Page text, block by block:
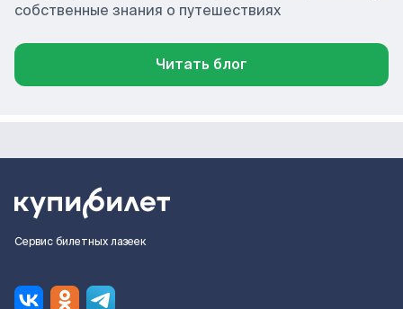
собственные знания о путешествиях
Читать блог
Сервис билетных лазеек